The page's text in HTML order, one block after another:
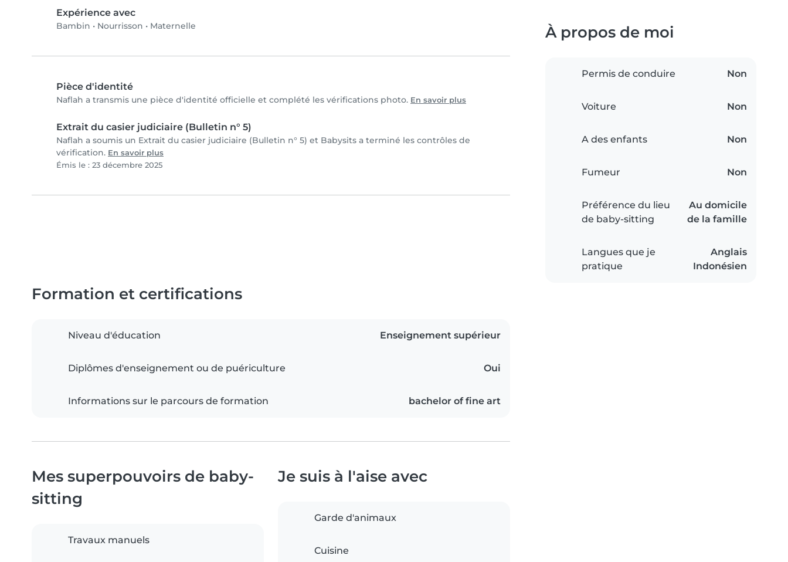
Expérience avec
Bambin • Nourrisson • Maternelle
Pièce d'identité
Naflah a transmis une pièce d'identité officielle et complété les vérifications photo. En savoir plus
Extrait du casier judiciaire (Bulletin n° 5)
Naflah a soumis un Extrait du casier judiciaire (Bulletin n° 5) et Babysits a terminé les contrôles de
vérification. En savoir plus
Émis le : 23 décembre 2025
À propos de moi
Permis de conduire Non
Voiture Non
A des enfants Non
Fumeur Non
Préférence du lieu
de baby-sitting
Au domicile
de la famille
Langues que je
pratique
Anglais
Indonésien
Formation et certifications
Niveau d'éducation Enseignement supérieur
Diplômes d'enseignement ou de puériculture Oui
Informations sur le parcours de formation bachelor of fine art
Mes superpouvoirs de baby-
sitting
Travaux manuels
Je suis à l'aise avec
Garde d'animaux
Cuisine